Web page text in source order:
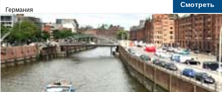
Германия
Смотреть